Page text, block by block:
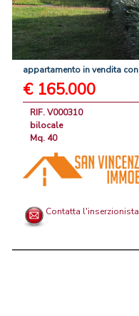
appartamento invendita con
€ 165.000
RIF. V000310
bilocale
Mq. 40
Contatta l'inserzionista